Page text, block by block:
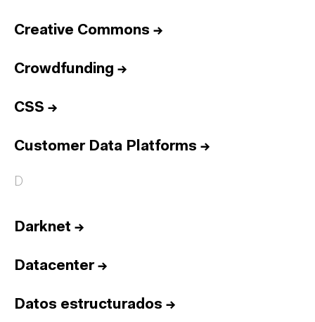
Creative Commons →
Crowdfunding →
CSS →
Customer Data Platforms →
D
Darknet →
Datacenter→
Datos estructurados →